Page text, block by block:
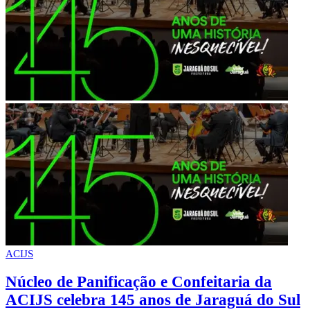
ACIJS
Núcleo de Panificação e Confeitaria da
ACIJS celebra 145 anos de Jaraguá do Sul